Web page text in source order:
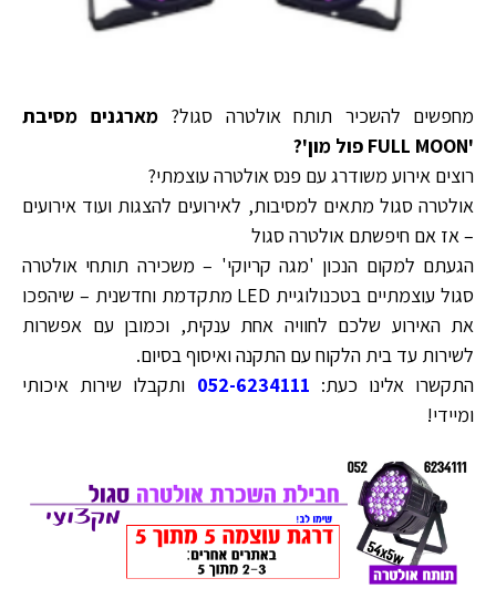
מחפשים להשכיר תותח אולטרה סגול?מארגנים מסיבת
'FULL MOON פול מון'?
רוצים אירוע משודרג עם פנס אולטרה עוצמתי?
אולטרה סגול מתאים למסיבות, לאירועים להצגות ועוד אירועים
– אז אם חיפשתם אולטרה סגול
הגעתם למקום הנכון 'מגה קריוקי' – משכירה תותחי אולטרה
סגול עוצמתיים בטכנולוגיית LED מתקדמת וחדשנית – שיהפכו
את האירוע שלכם לחוויה אחת ענקית, וכמובן עם אפשרות
לשירות עד בית הלקוח עם התקנה ואיסוף בסיום.
התקשרו אלינו כעת: 052-6234111 ותקבלו שירות איכותי
ומיידי!